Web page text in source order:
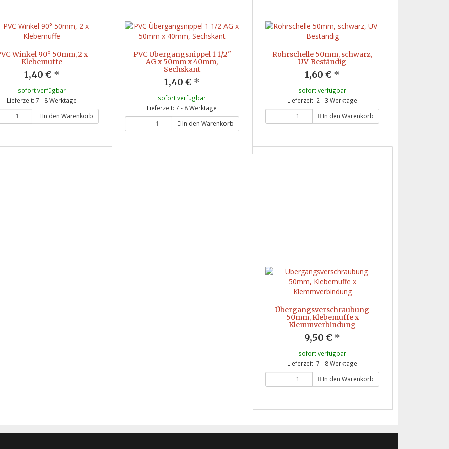
Winkel 90° 50mm, 2 x
Klebemuffe
1,40 € *
sofort verfügbar
Lieferzeit: 7 - 8 Werktage
In den Warenkorb
PVC Übergangsnippel 1 1/2"
AG x 50mm x 40mm,
Sechskant
1,40 € *
sofort verfügbar
Lieferzeit: 7 - 8 Werktage
In den Warenkorb
Rohrschelle 50mm, schwarz,
UV-Beständig
1,60 € *
sofort verfügbar
Lieferzeit: 2 - 3 Werktage
In den Warenkorb
Übergangsverschraubung
50mm, Klebemuffe x
Klemmverbindung
9,50 € *
sofort verfügbar
Lieferzeit: 7 - 8 Werktage
In den Warenkorb